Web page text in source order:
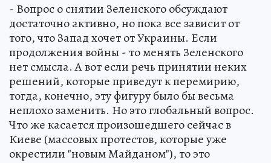
- Вопрос о снятии Зеленского обсуждают
достаточно активно, но пока все зависит от
того, что Запад хочет от Украины. Если
продолжения войны - то менять Зеленского
нет смысла. А вот если речь принятии неких
решений, которые приведут к перемирию,
тогда, конечно, эту фигуру было бы весьма
неплохо заменить. Но это глобальный вопрос.
Что же касается произошедшего сейчас в
Киеве (массовых протестов, которые уже
окрестили "новым Майданом"), то это